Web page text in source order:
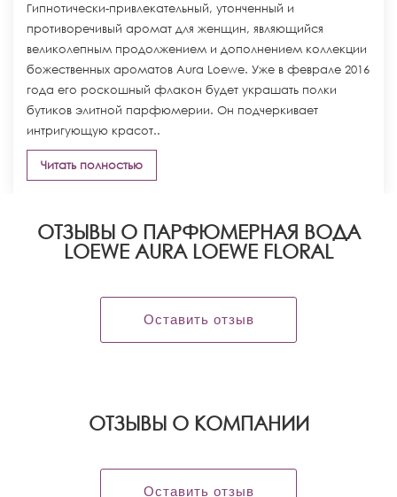
Гипнотически-привлекательный, утонченный и
противоречивый аромат для женщин, являющийся
великолепным продолжением и дополнением коллекции
божественных ароматов Aura Loewe. Уже в феврале 2016
года его роскошный флакон будет украшать полки
бутиков элитной парфюмерии. Он подчеркивает
интригующую красот..
Читать полностью
ОТЗЫВЫ О ПАРФЮМЕРНАЯ ВОДА
LOEWE AURA LOEWE FLORAL
Оставить отзыв
OТЗЫВЫ О КОМПАНИИ
Оставить отзыв